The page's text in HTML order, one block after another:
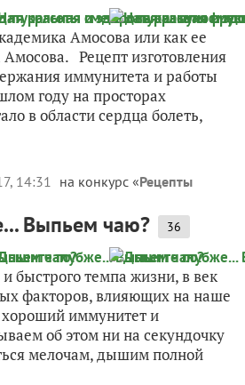
Амосова или как ее
Рецепт изготовления
иммунитета и работы
году на просторах
в области сердца болеть,
14:31 на конкурс «Рецепты
Выпьем чаю? 36
быстрого темпа жизни, в век
факторов, влияющих на наше
хороший иммунитет и
об этом ни на секундочку
мелочам, дышим полной